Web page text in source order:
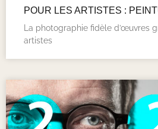
POUR LES ARTISTES :
La photographie fidèle d’œuvres
artistes